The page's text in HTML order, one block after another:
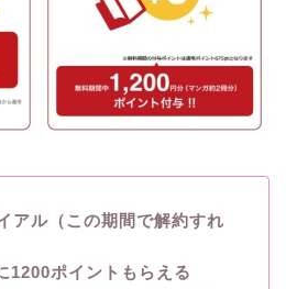
アル（この期間で解約すれ
1200ポイントもらえる